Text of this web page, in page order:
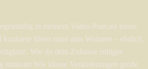
in meinem Video-Podcast kurze
konkrete Ideen rund ums Wohnen – ehrlich,
Wie du dein Zuhause ruhiger
entlastet Wie kleine Veränderungen große